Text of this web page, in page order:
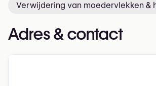
Verwijdering van moedervlekken &
Adres & contact